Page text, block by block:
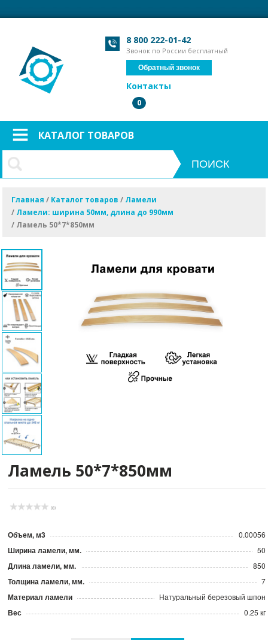
8 800 222-01-42
Звонок по России бесплатный
Обратный звонок
Контакты
0
КАТАЛОГ ТОВАРОВ
Главная / Каталог товаров / Ламели
/ Ламели: ширина 50мм, длина до 990мм
/ Ламель 50*7*850мм
Ламель 50*7*850мм
(0)
Объем, м3 0.00056
Ширина ламели, мм. 50
Длина ламели, мм. 850
Толщина ламели, мм. 7
Материал ламели Натуральный березовый шпон
Вес 0.25 кг